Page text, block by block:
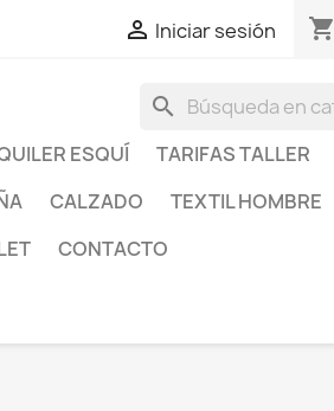
 Iniciar sesión shopping_cart
search
ESQUÍ
TARIFAS TALLER
CALZADO
TEXTIL HOMBRE
CONTACTO